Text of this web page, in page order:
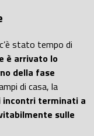
stato tempo di
è arrivato lo
della fase
di casa, la
incontri terminati a
sulle